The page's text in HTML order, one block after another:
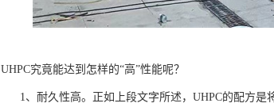
UHPC究竟能达到怎样的“高”性能呢？
1、耐久性高。正如上段文字所述，UHPC的配方是